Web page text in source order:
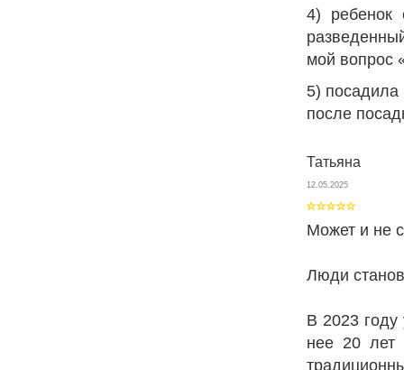
4) ребенок
мой вопрос
5) посадила
после
Татьяна
12.05.2025
Может и не
Люди
В 2023
нее 20 лет